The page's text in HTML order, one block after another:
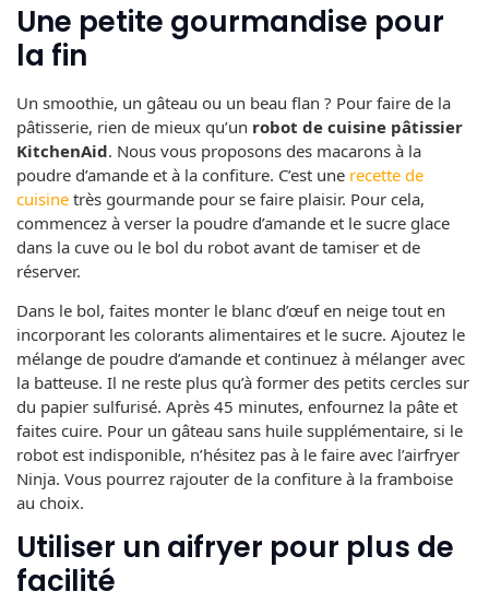
Une petite gourmandise pour
la fin
Un smoothie, un gâteau ou un beau flan ? Pour faire de la
pâtisserie, rien de mieux qu’un robot de cuisine pâtissier
KitchenAid. Nous vous proposons des macarons à la
poudre d’amande et à la confiture. C’est une recette de
cuisine très gourmande pour se faire plaisir. Pour cela,
commencez à verser la poudre d’amande et le sucre glace
dans la cuve ou le bol du robot avant de tamiser et de
réserver.
Dans le bol, faites monter le blanc d’œuf en neige tout en
incorporant les colorants alimentaires et le sucre. Ajoutez le
mélange de poudre d’amande et continuez à mélanger avec
la batteuse. Il ne reste plus qu’à former des petits cercles sur
du papier sulfurisé. Après 45 minutes, enfournez la pâte et
faites cuire. Pour un gâteau sans huile supplémentaire, si le
robot est indisponible, n’hésitez pas à le faire avec l’airfryer
Ninja. Vous pourrez rajouter de la confiture à la framboise
au choix.
Utiliser un aifryer pour plus de
facilité